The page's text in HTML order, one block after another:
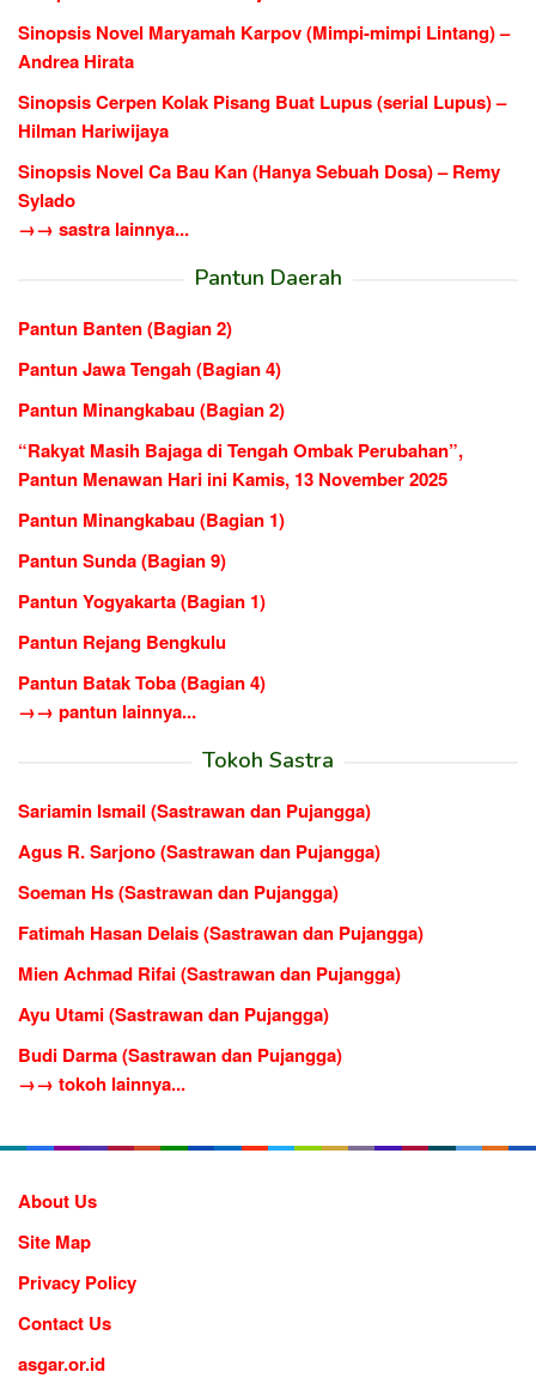
Sinopsis Novel Maryamah Karpov (Mimpi-mimpi Lintang) –
Andrea Hirata
Sinopsis Cerpen Kolak Pisang Buat Lupus (serial Lupus) –
Hilman Hariwijaya
Sinopsis Novel Ca Bau Kan (Hanya Sebuah Dosa) – Remy
Sylado
→→ sastra lainnya...
Pantun Daerah
Pantun Banten (Bagian 2)
Pantun Jawa Tengah (Bagian 4)
Pantun Minangkabau (Bagian 2)
“Rakyat Masih Bajaga di Tengah Ombak Perubahan”,
Pantun Menawan Hari ini Kamis, 13 November 2025
Pantun Minangkabau (Bagian 1)
Pantun Sunda (Bagian 9)
Pantun Yogyakarta (Bagian 1)
Pantun Rejang Bengkulu
Pantun Batak Toba (Bagian 4)
→→ pantun lainnya...
Tokoh Sastra
Sariamin Ismail (Sastrawan dan Pujangga)
Agus R. Sarjono (Sastrawan dan Pujangga)
Soeman Hs (Sastrawan dan Pujangga)
Fatimah Hasan Delais (Sastrawan dan Pujangga)
Mien Achmad Rifai (Sastrawan dan Pujangga)
Ayu Utami (Sastrawan dan Pujangga)
Budi Darma (Sastrawan dan Pujangga)
→→ tokoh lainnya...
About Us
Site Map
Privacy Policy
Contact Us
asgar.or.id